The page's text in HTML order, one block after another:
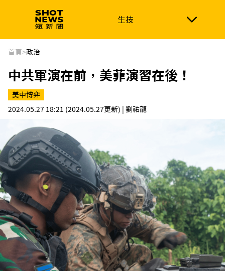
生技
生技 政治
新南向 體育
首頁>政治
中共軍演在前，美菲演習在後！
美中博弈
2024.05.27 18:21 (2024.05.27更新) | 劉祐龍